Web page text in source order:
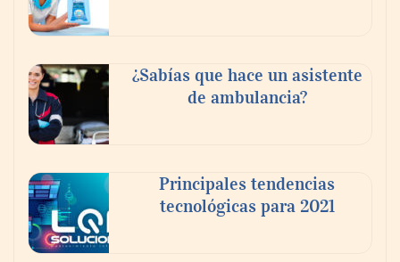
En el Día de la Cerveza, Grupo Modelo
¿Sabías que hace un asistente
de ambulancia?
Principales tendencias
tecnológicas para 2021